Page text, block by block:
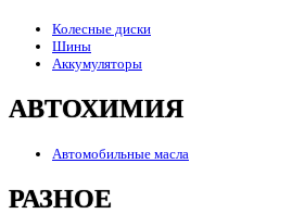
Колесные диски
Шины
Аккумуляторы
АВТОХИМИЯ
Автомобильные масла
РАЗНОЕ